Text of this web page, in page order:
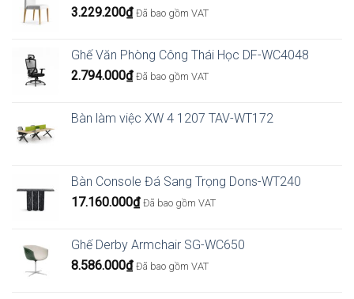
3.229.200₫ Đã bao gồm VAT
Ghế Văn Phòng Công Thái Học DF-WC4048
2.794.000₫ Đã bao gồm VAT
Bàn làm việc XW 4 1207 TAV-WT172
Bàn Console Đá Sang Trọng Dons-WT240
17.160.000₫ Đã bao gồm VAT
Ghế Derby Armchair SG-WC650
8.586.000₫ Đã bao gồm VAT